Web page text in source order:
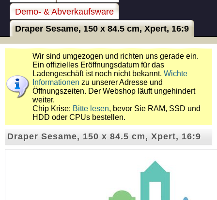
Demo- & Abverkaufsware
Draper Sesame, 150 x 84.5 cm, Xpert, 16:9
Wir sind umgezogen und richten uns gerade ein.
Ein offizielles Eröffnungsdatum für das
Ladengeschäft ist noch nicht bekannt. Wichte
Informationen zu unserer Adresse und
Öffnungszeiten. Der Webshop läuft ungehindert
weiter.
Chip Krise: Bitte lesen, bevor Sie RAM, SSD und
HDD oder CPUs bestellen.
Draper Sesame, 150 x 84.5 cm, Xpert, 16:9